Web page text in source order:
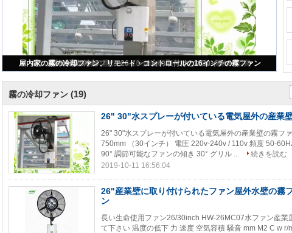
26" 30"水スプレーが付いている電気屋外の産業壁の霧ファン
霧の冷却ファン (19)
26" 30"水スプレーが付いている電気屋外の産業
26" 30"水スプレーが付いている電気屋外の産業壁の霧フ
750mm （30インチ） 電圧 220v-240v / 110v 頻度 50-
90° 調節可能なファンの傾き 30° グリル ...
続きを読む
2019-10-11 16:56:04
26"産業壁に取り付けられたファン屋外水壁の霧
ン
長い生命使用ファン26/30inch HW-26MC07水ファン産業
て下さい 温度の低下 力 速度 空気容積 騒音 mm M2 C w